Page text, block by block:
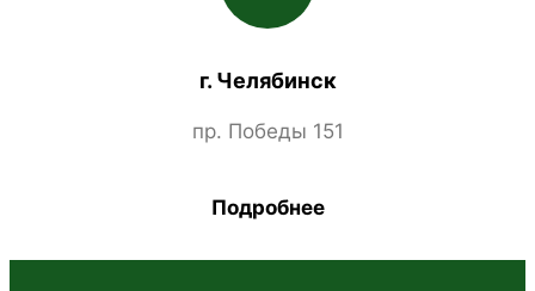
г. Челябинск
пр. Победы 151
Подробнее